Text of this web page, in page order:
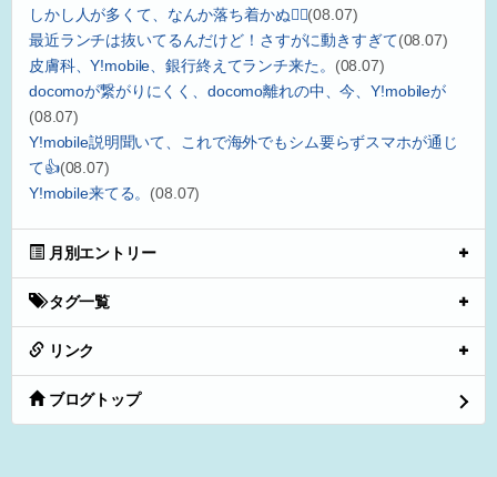
しかし人が多くて、なんか落ち着かぬ😮‍💨(08.07)
最近ランチは抜いてるんだけど！さすがに動きすぎて(08.07)
皮膚科、Y!mobile、銀行終えてランチ来た。 (08.07)
docomoが繋がりにくく、docomo離れの中、今、Y!mobileが
(08.07)
Y!mobile説明聞いて、これで海外でもシム要らずスマホが通じ
て👍(08.07)
Y!mobile来てる。 (08.07)
月別エントリー
タグ一覧
リンク
ブログトップ